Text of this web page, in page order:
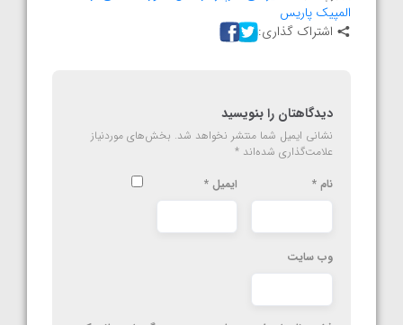
المپیک پاریس
اشتراک گذاری:
دیدگاهتان را بنویسید
نشانی ایمیل شما منتشر نخواهد شد. بخش‌های موردنیاز
علامت‌گذاری شده‌اند *
نام * ایمیل *
وب‌ سایت